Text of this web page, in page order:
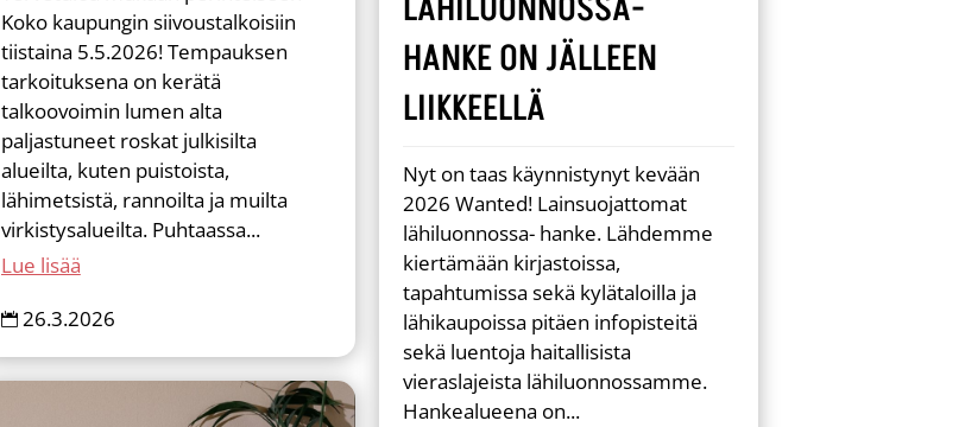
Koko kaupungin siivoustalkoisiin
tiistaina 5.5.2026! Tempauksen
tarkoituksena on kerätä
talkoovoimin lumen alta
paljastuneet roskat julkisilta
alueilta, kuten puistoista,
lähimetsistä, rannoilta ja muilta
virkistysalueilta. Puhtaassa...
Lue lisää
 26.3.2026
HANKE ON JÄLLEEN
LIIKKEELLÄ
Nyt on taas käynnistynyt kevään
2026 Wanted! Lainsuojattomat
lähiluonnossa- hanke. Lähdemme
kiertämään kirjastoissa,
tapahtumissa sekä kylätaloilla ja
lähikaupoissa pitäen infopisteitä
sekä luentoja haitallisista
vieraslajeista lähiluonnossamme.
Hankealueena on...